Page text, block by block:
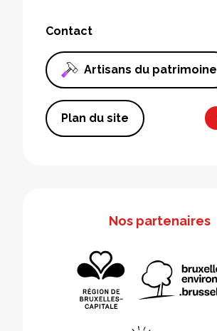
Contact
Artisans du patrimoine
Plan du site
Nos partenaires